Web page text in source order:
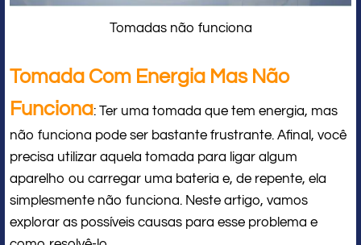
Tomadas não funciona
Tomada Com Energia Mas Não
Funciona: Ter uma tomada que tem energia, mas
não funciona pode ser bastante frustrante. Afinal, você
precisa utilizar aquela tomada para ligar algum
aparelho ou carregar uma bateria e, de repente, ela
simplesmente não funciona. Neste artigo, vamos
explorar as possíveis causas para esse problema e